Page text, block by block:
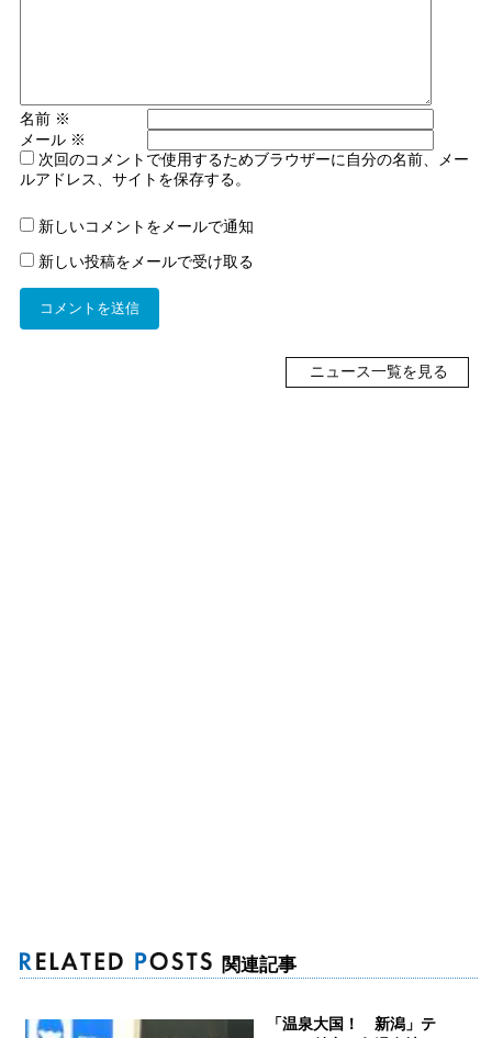
名前 ※
メール ※
次回のコメントで使用するためブラウザーに自分の名前、メー
ルアドレス、サイトを保存する。
新しいコメントをメールで通知
新しい投稿をメールで受け取る
ニュース一覧を見る
関連記事
「温泉大国！ 新潟」テ